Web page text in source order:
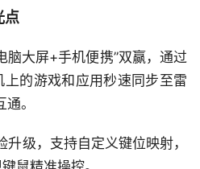
点
脑大屏+手机便携”双赢，通过
的游戏和应用秒速同步至雷
。
升级，支持自定义键位映射，